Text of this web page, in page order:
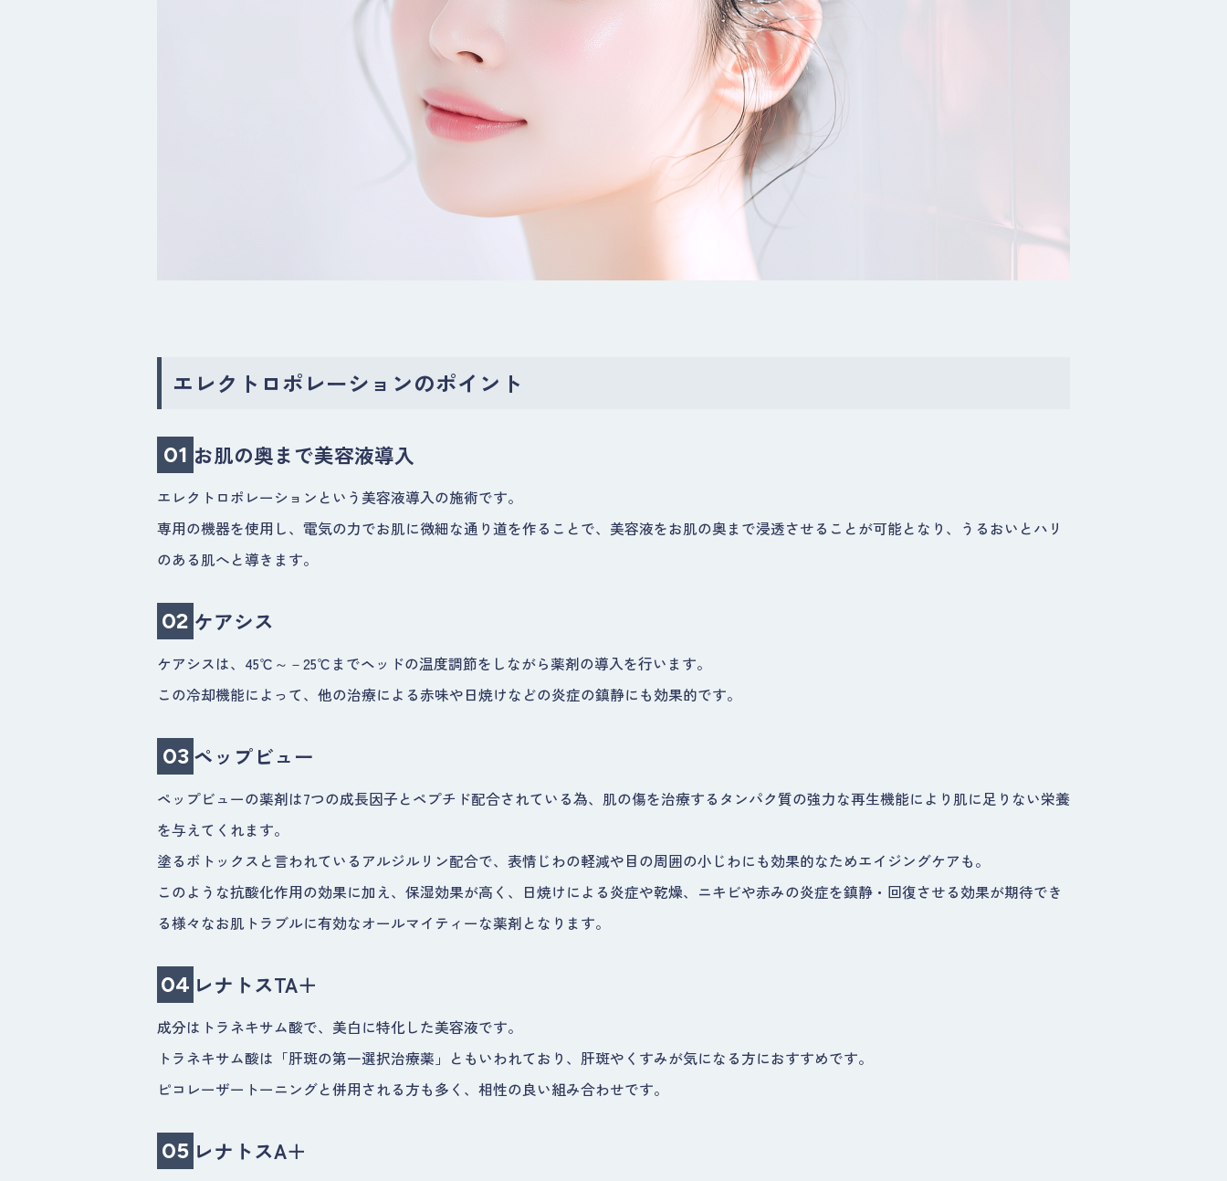
エレクトロポレーションのポイント
01 お肌の奥まで美容液導入
エレクトロポレーションという美容液導入の施術です。
専用の機器を使用し、電気の力でお肌に微細な通り道を作ることで、美容液をお肌の奥まで浸透させることが可能となり、うるおいとハリ
のある肌へと導きます。
02 ケアシス
ケアシスは、45℃～－25℃までヘッドの温度調節をしながら薬剤の導入を行います。
この冷却機能によって、他の治療による赤味や日焼けなどの炎症の鎮静にも効果的です。
03 ペップビュー
ペップビューの薬剤は7つの成長因子とペプチド配合されている為、肌の傷を治療するタンパク質の強力な再生機能により肌に足りない栄養
を与えてくれます。
塗るボトックスと言われているアルジルリン配合で、表情じわの軽減や目の周囲の小じわにも効果的なためエイジングケアも。
このような抗酸化作用の効果に加え、保湿効果が高く、日焼けによる炎症や乾燥、ニキビや赤みの炎症を鎮静・回復させる効果が期待でき
る様々なお肌トラブルに有効なオールマイティーな薬剤となります。
04 レナトスTA＋
成分はトラネキサム酸で、美白に特化した美容液です。
トラネキサム酸は「肝斑の第一選択治療薬」ともいわれており、肝斑やくすみが気になる方におすすめです。
ピコレーザートーニングと併用される方も多く、相性の良い組み合わせです。
05 レナトスA＋